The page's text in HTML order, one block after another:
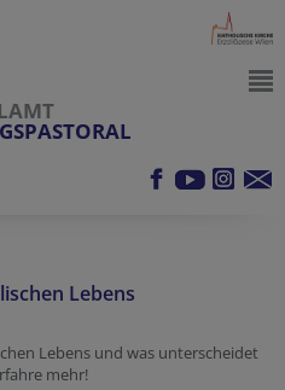
Lebens
Lebens und was unterscheidet
mehr!